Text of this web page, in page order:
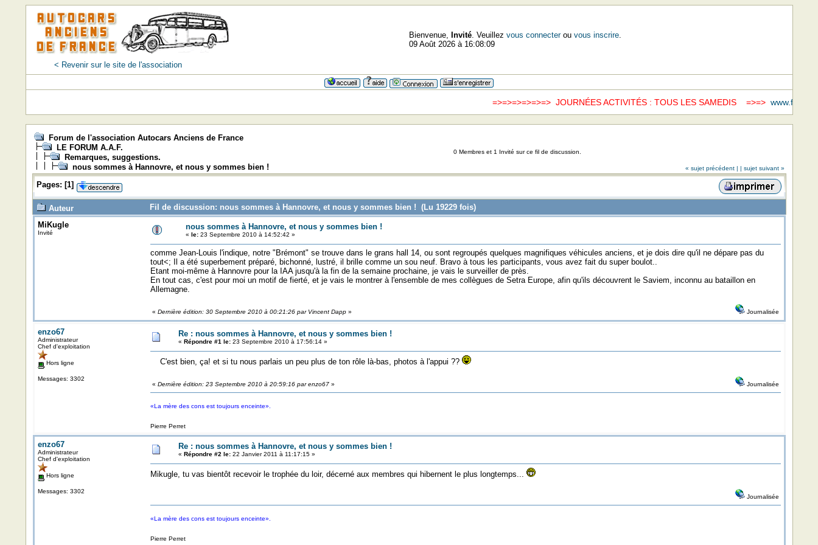
< Revenir sur le site de l'association
Bienvenue, Invité. Veuillez vous connecterou vous inscrire.
09 Août 2026 à 16:08:09
=>=>=>=>=>=> JOURNÉES ACTIVITÉS : TOUS LES SAMEDIS =>=>
Forum de l'association Autocars Anciens de France
LE FORUM A.A.F.
Remarques, suggestions.
nous sommes à Hannovre, et nous y sommes bien !
0 Membres et 1 Invité sur ce fil de discussion.
« sujet précédent | | sujet suivant »
Pages: [1]
Auteur
Fil de discussion: nous sommes à Hannovre, et nous y sommes bien ! (Lu 19229 fois)
MiKugle
Invité
nous sommes à Hannovre, et nous y sommes bien !
« le:23 Septembre 2010 à 14:52:42 »
comme Jean-Louis l'indique, notre "Brémont" se trouve dans le grans hall 14, ou sont regroupés quelques magnifiques véhicules anciens, et je dois dire qu'il ne dépare pas du
tout<; Il a été superbement préparé, bichonné, lustré, il brille comme un sou neuf. Bravo à tous les participants, vous avez fait du super boulot..
Etant moi-même à Hannovre pour la IAA jusqu'à la fin de la semaine prochaine, je vais le surveiller de près.
En tout cas, c'est pour moi un motif de fierté, et je vais le montrer à l'ensemble de mes collègues de Setra Europe, afin qu'ils découvrent le Saviem, inconnu au bataillon en
Allemagne.
« Dernière édition: 30 Septembre 2010 à 00:21:26 par Vincent Dapp» Journalisée
enzo67
Administrateur
Chef d'exploitation
Hors ligne
Messages: 3302
Re : nous sommes à Hannovre, et nous y sommes bien !
« Répondre #1 le:23 Septembre 2010 à 17:56:14 »
C'est bien, ça! et si tu nous parlais un peu plus de ton rôle là-bas, photos à l'appui ??
« Dernière édition: 23 Septembre 2010 à 20:59:16 par enzo67» Journalisée
«La mère des cons est toujours enceinte».
Pierre Perret
enzo67
Administrateur
Chef d'exploitation
Hors ligne
Messages: 3302
Re : nous sommes à Hannovre, et nous y sommes bien !
« Répondre #2 le:22 Janvier 2011 à 11:17:15 »
Mikugle, tu vas bientôt recevoir le trophée du loir, décerné aux membres qui hibernent le plus longtemps...
Journalisée
«La mère des cons est toujours enceinte».
Pierre Perret